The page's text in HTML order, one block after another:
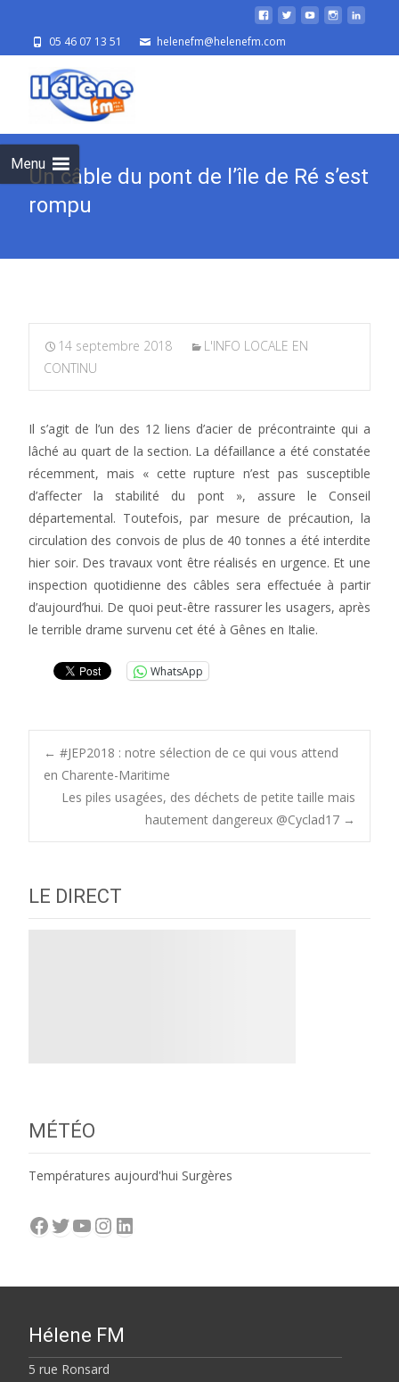
05 46 07 13 51 helenefm@helenefm.com
Menu
Un câble du pont de l’île de Ré s’est
rompu
14 septembre 2018
L'INFO LOCALE EN
CONTINU
Il s’agit de l’un des 12 liens d’acier de précontrainte qui a
lâché au quart de la section. La défaillance a été constatée
récemment, mais « cette rupture n’est pas susceptible
d’affecter la stabilité du pont », assure le Conseil
départemental. Toutefois, par mesure de précaution, la
circulation des convois de plus de 40 tonnes a été interdite
hier soir. Des travaux vont être réalisés en urgence. Et une
inspection quotidienne des câbles sera effectuée à partir
d’aujourd’hui. De quoi peut-être rassurer les usagers, après
le terrible drame survenu cet été à Gênes en Italie.
WhatsApp
Post
navigation
← #JEP2018 : notre sélection de ce qui vous attend
en Charente-Maritime
Les piles usagées, des déchets de petite taille mais
hautement dangereux @Cyclad17 →
LE DIRECT
MÉTÉO
Températures aujourd'hui Surgères
Facebook
Twitter
YouTube
Instagram
LinkedIn
Hélene FM
5 rue Ronsard